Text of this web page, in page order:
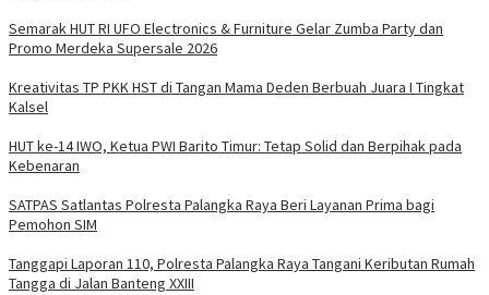
Semarak HUT RI UFO Electronics & Furniture Gelar Zumba Party dan
Promo Merdeka Supersale 2026
Kreativitas TP PKK HST di Tangan Mama Deden Berbuah Juara I Tingkat
Kalsel
HUT ke-14 IWO, Ketua PWI Barito Timur: Tetap Solid dan Berpihak pada
Kebenaran
SATPAS Satlantas Polresta Palangka Raya Beri Layanan Prima bagi
Pemohon SIM
Tanggapi Laporan 110, Polresta Palangka Raya Tangani Keributan Rumah
Tangga di Jalan Banteng XXIII